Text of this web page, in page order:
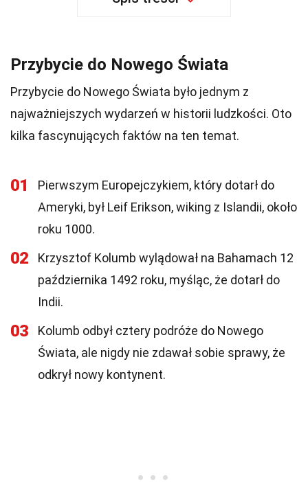
Przybycie do Nowego Świata
Przybycie do Nowego Świata było jednym z
najważniejszych wydarzeń w historii ludzkości. Oto
kilka fascynujących faktów na ten temat.
01
Pierwszym Europejczykiem, który dotarł do
Ameryki, był Leif Erikson, wiking z Islandii, około
roku 1000.
02
Krzysztof Kolumb wylądował na Bahamach 12
października 1492 roku, myśląc, że dotarł do
Indii.
03
Kolumb odbył cztery podróże do Nowego
Świata, ale nigdy nie zdawał sobie sprawy, że
odkrył nowy kontynent.